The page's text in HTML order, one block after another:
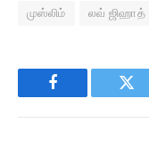
முஸ்லிம் லவ் ஜிஹாத்
Facebook